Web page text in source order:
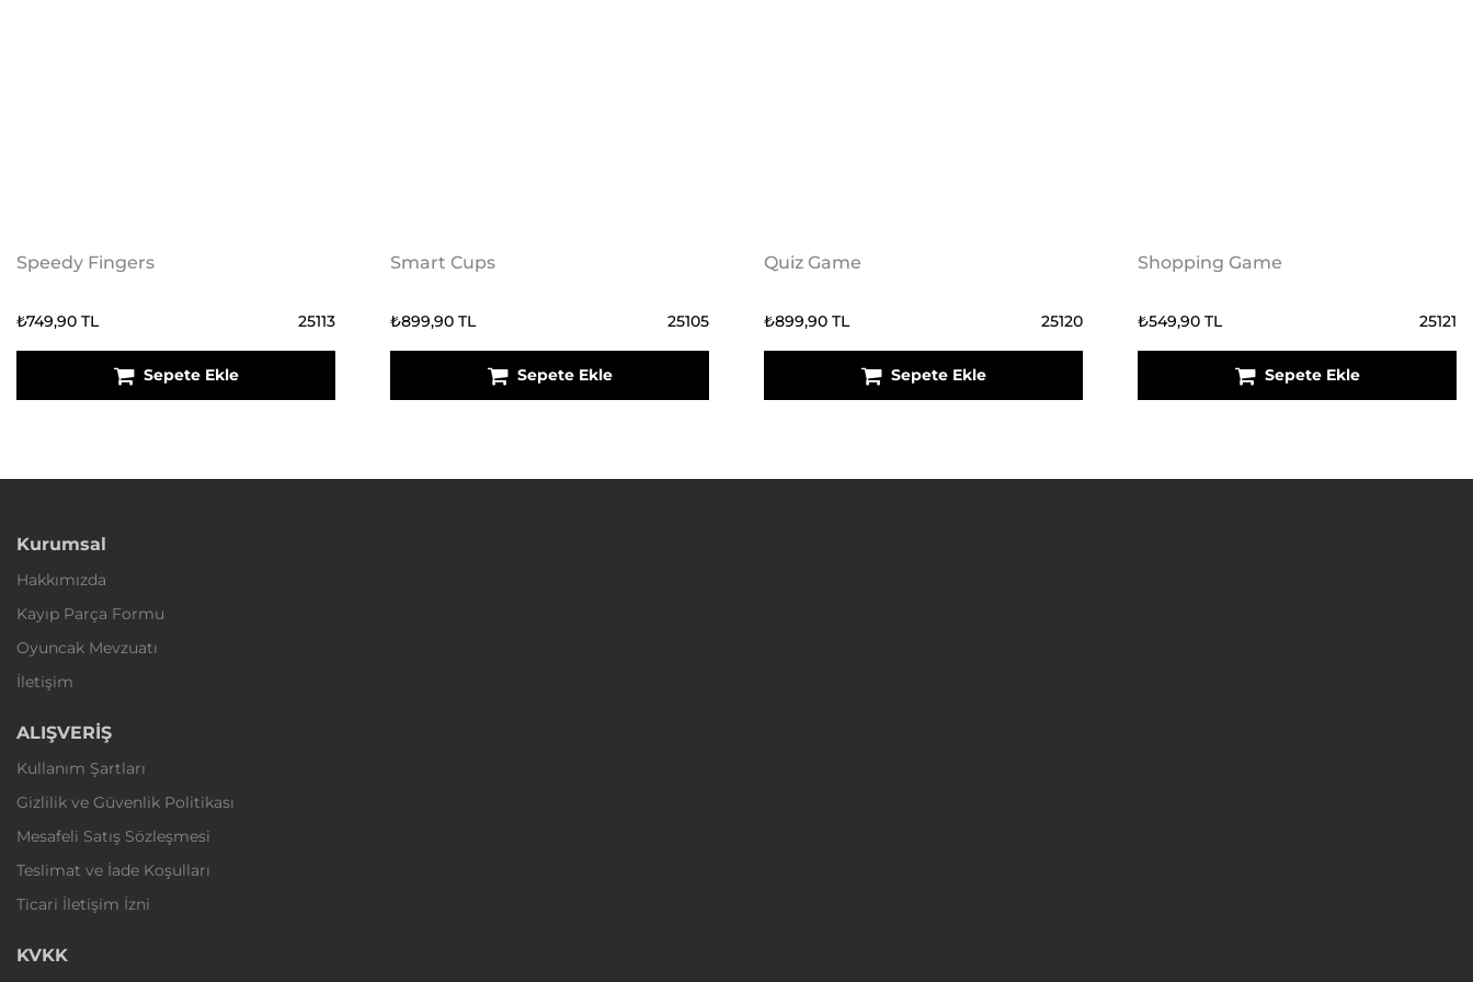
Speedy Fingers
₺749,90 TL 25113
Sepete Ekle
Smart Cups
₺899,90 TL 25105
Sepete Ekle
Quiz Game
₺899,90 TL 25120
Sepete Ekle
Shopping Game
₺549,90 TL 25121
Sepete Ekle
Kurumsal
Hakkımızda
Kayıp Parça Formu
Oyuncak Mevzuatı
İletişim
ALIŞVERİŞ
Kullanım Şartları
Gizlilik ve Güvenlik Politikası
Mesafeli Satış Sözleşmesi
Teslimat ve İade Koşulları
Ticari İletişim İzni
KVKK